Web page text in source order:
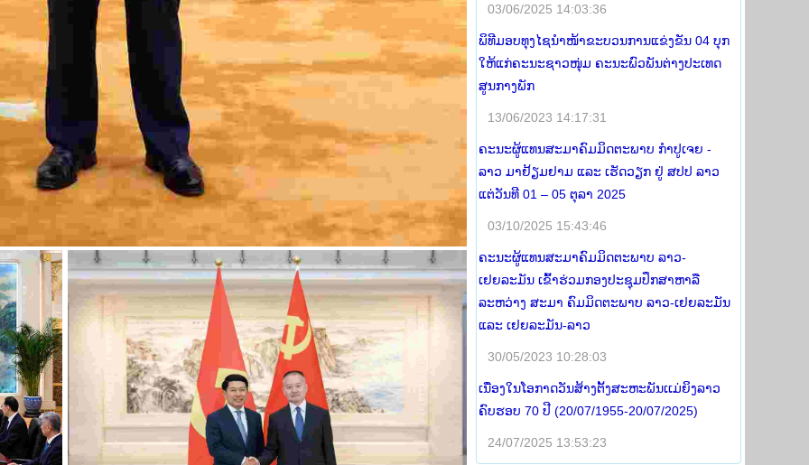
03/06/2025 14:03:36
ພິທີມອບທຸງໄຊນຳໜ້າຂະບວນການແຂ່ງຂັນ 04 ບຸກ
ໃຫ້ແກ່ຄະນະຊາວໜຸ່ມ ຄະນະພົວພັນຕ່າງປະເທດ
ສູນກາງພັກ
13/06/2023 14:17:31
ຄະນະຜູ້ແທນສະມາຄົມມິດຕະພາບ ກໍາປູເຈຍ -
ລາວ ມາຢ້ຽມຢາມ ແລະ ເຮັດວຽກ ຢູ່ ສປປ ລາວ
ແຕ່ວັນທີ 01 – 05 ຕຸລາ 2025
03/10/2025 15:43:46
ຄະນະຜູ້ແທນສະມາຄົມມິດຕະພາບ ລາວ-
ເຢຍລະມັນ ເຂົ້າຮ່ວມກອງປະຊຸມປຶກສາຫາລື
ລະຫວ່າງ ສະມາ ຄົມມິດຕະພາບ ລາວ-ເຢຍລະມັນ
ແລະ ເຢຍລະມັນ-ລາວ
30/05/2023 10:28:03
ເນື່ອງໃນໂອກາດວັນສ້າງຕັ້ງສະຫະພັນເເມ່ຍິງລາວ
ຄົບຮອບ 70 ປີ (20/07/1955-20/07/2025)
24/07/2025 13:53:23